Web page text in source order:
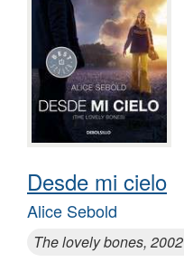
Desde mi cielo
Alice Sebold
The lovely bones, 2002